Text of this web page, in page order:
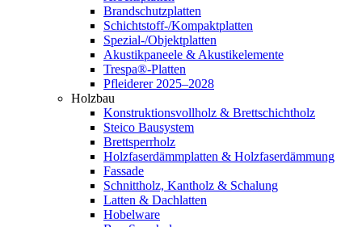
Brandschutzplatten
Schichtstoff-/Kompaktplatten
Spezial-/Objektplatten
Akustikpaneele & Akustikelemente
Trespa®-Platten
Pfleiderer 2025–2028
Holzbau
Konstruktionsvollholz & Brettschichtholz
Steico Bausystem
Brettsperrholz
Holzfaserdämmplatten & Holzfaserdämmung
Fassade
Schnittholz, Kantholz & Schalung
Latten & Dachlatten
Hobelware